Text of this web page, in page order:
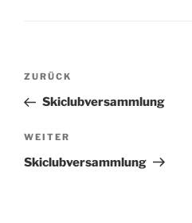
Beitragsnavigation
Vorheriger
Beitrag
ZURÜCK
Skiclubversammlung
Nächster
Beitrag
WEITER
Skiclubversammlung